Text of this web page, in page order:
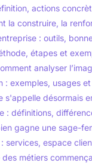
actions
la construire, la
: outils,
étapes et
analyser
: exemples, usages
s'appelle désormais
: définitions,
gagne une sage-
services, espace
métiers